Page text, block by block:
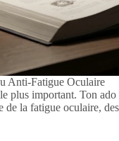
Anti-Fatigue Oculaire
plus important. Ton ado
la fatigue oculaire,